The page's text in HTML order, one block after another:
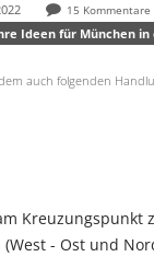
15 Kommentare
Ideen für München
auch folgenden
Kreuzungspunkt
- Ost und